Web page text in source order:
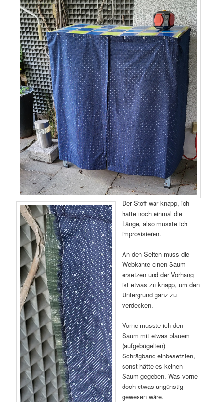
Der Stoff war knapp, ich
hatte noch einmal die
Länge, also musste ich
improvisieren.
An den Seiten muss die
Webkante einen Saum
ersetzen und der Vorhang
ist etwas zu knapp, um den
Untergrund ganz zu
verdecken.
Vorne musste ich den
Saum mit etwas blauem
(aufgebügelten)
Schrägband einbesetzten,
sonst hätte es keinen
Saum gegeben. Was vorne
doch etwas ungünstig
gewesen wäre.